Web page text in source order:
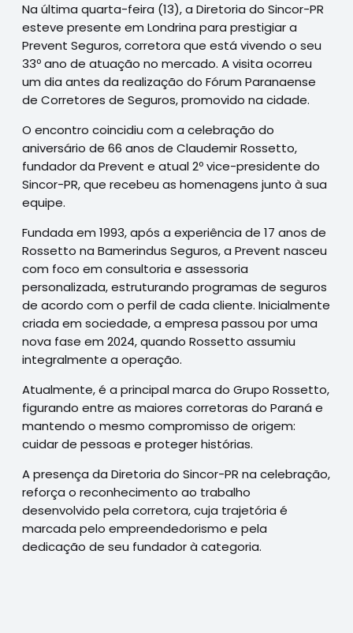
Na última quarta-feira (13), a Diretoria do Sincor-PR
esteve presente em Londrina para prestigiar a
Prevent Seguros, corretora que está vivendo o seu
33º ano de atuação no mercado. A visita ocorreu
um dia antes da realização do Fórum Paranaense
de Corretores de Seguros, promovido na cidade.
O encontro coincidiu com a celebração do
aniversário de 66 anos de Claudemir Rossetto,
fundador da Prevent e atual 2º vice-presidente do
Sincor-PR, que recebeu as homenagens junto à sua
equipe.
Fundada em 1993, após a experiência de 17 anos de
Rossetto na Bamerindus Seguros, a Prevent nasceu
com foco em consultoria e assessoria
personalizada, estruturando programas de seguros
de acordo com o perfil de cada cliente. Inicialmente
criada em sociedade, a empresa passou por uma
nova fase em 2024, quando Rossetto assumiu
integralmente a operação.
Atualmente, é a principal marca do Grupo Rossetto,
figurando entre as maiores corretoras do Paraná e
mantendo o mesmo compromisso de origem:
cuidar de pessoas e proteger histórias.
A presença da Diretoria do Sincor-PR na celebração,
reforça o reconhecimento ao trabalho
desenvolvido pela corretora, cuja trajetória é
marcada pelo empreendedorismo e pela
dedicação de seu fundador à categoria.